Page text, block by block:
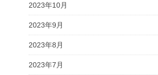
2023年10月
2023年9月
2023年8月
2023年7月